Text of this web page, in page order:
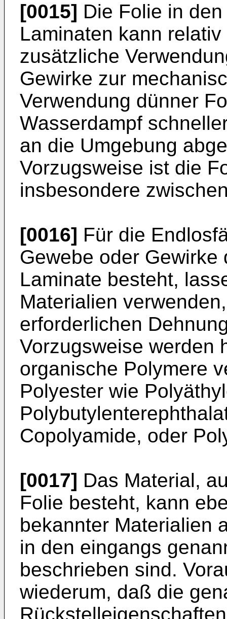
[0015] Die Folie in
Laminaten kann
zusätzliche
Gewirke zur
Verwendung dünner
Wasserdampf
an die Umgebung
Vorzugsweise ist die
insbesondere
[0016] Für die
Gewebe oder
Laminate besteht,
Materialien
erforderlichen
Vorzugsweise werden
organische Polymere
Polyester wie
Copolyamide, oder
[0017] Das Material,
Folie besteht, kann
bekannter Materialien
in den eingangs
beschrieben sind.
wiederum, daß die